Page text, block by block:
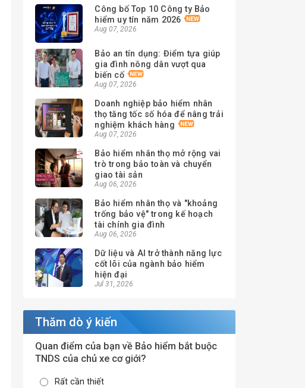
Công bố Top 10 Công ty Bảo
hiểm uy tín năm 2026
Aug 07, 2026
Bảo an tín dụng: Điểm tựa giúp
gia đình nông dân vượt qua
biến cố
Aug 07, 2026
Doanh nghiệp bảo hiểm nhân
thọ tăng tốc số hóa để nâng trải
nghiệm khách hàng
Aug 07, 2026
Bảo hiểm nhân thọ mở rộng vai
trò trong bảo toàn và chuyển
giao tài sản
Aug 06, 2026
Bảo hiểm nhân thọ và "khoảng
trống bảo vệ" trong kế hoạch
tài chính gia đình
Aug 06, 2026
Dữ liệu và AI trở thành năng lực
cốt lõi của ngành bảo hiểm
hiện đại
Jul 31, 2026
Thăm dò ý kiến
Quan điểm của bạn về Bảo hiểm bắt buộc
TNDS của chủ xe cơ giới?
Rất cần thiết